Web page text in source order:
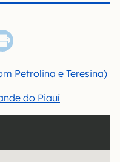
Petrolina e Teresina)
do Piauí